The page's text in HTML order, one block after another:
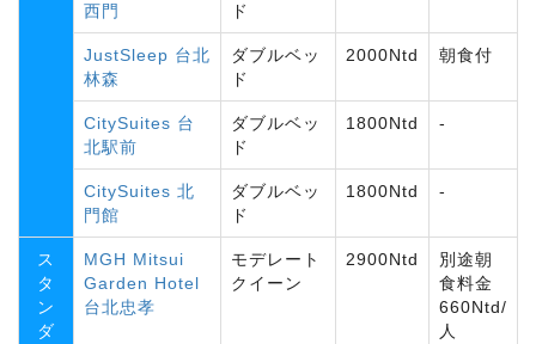
西門
ド
JustSleep 台北
林森
ダブルベッ
ド
2000Ntd 朝食付
CitySuites 台
北駅前
ダブルベッ
ド
1800Ntd ‐
CitySuites 北
門館
ダブルベッ
ド
1800Ntd ‐
ス
タ
ン
ダ
MGH Mitsui
Garden Hotel
台北忠孝
モデレート
クイーン
2900Ntd
別途朝
食料金
660Ntd/
人